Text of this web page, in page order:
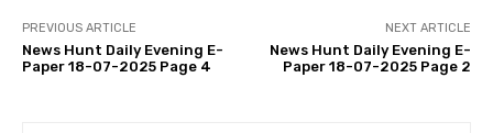
PREVIOUS ARTICLE
News Hunt Daily Evening E-
Paper 18-07-2025 Page 4
NEXT ARTICLE
News Hunt Daily Evening E-
Paper 18-07-2025 Page 2